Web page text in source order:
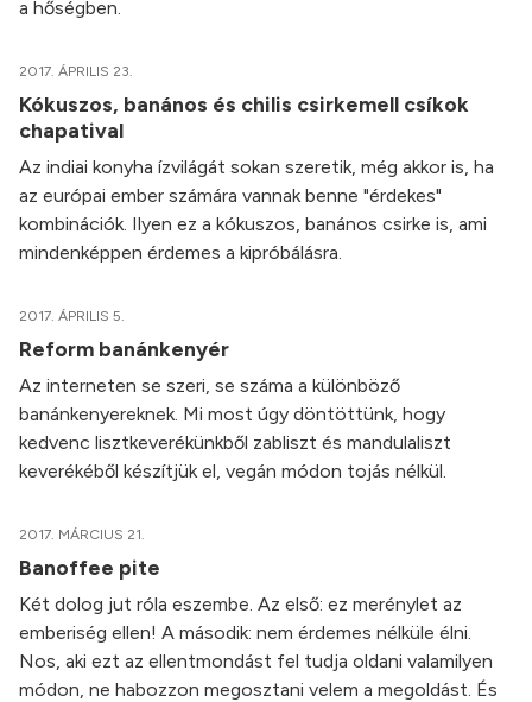
a hőségben.
2017. ÁPRILIS 23.
Kókuszos, banános és chilis csirkemell csíkok
chapatival
Az indiai konyha ízvilágát sokan szeretik, még akkor is, ha
az európai ember számára vannak benne "érdekes"
kombinációk. Ilyen ez a kókuszos, banános csirke is, ami
mindenképpen érdemes a kipróbálásra.
2017. ÁPRILIS 5.
Reform banánkenyér
Az interneten se szeri, se száma a különböző
banánkenyereknek. Mi most úgy döntöttünk, hogy
kedvenc lisztkeverékünkből zabliszt és mandulaliszt
keverékéből készítjük el, vegán módon tojás nélkül.
2017. MÁRCIUS 21.
Banoffee pite
Két dolog jut róla eszembe. Az első: ez merénylet az
emberiség ellen! A második: nem érdemes nélküle élni.
Nos, aki ezt az ellentmondást fel tudja oldani valamilyen
módon, ne habozzon megosztani velem a megoldást. És